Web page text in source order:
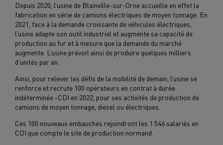
Depuis 2020, l’usine de Blainville-sur-Orne accueille en effet la
fabrication en série de camions électriques de moyen tonnage. En
2021, face à la demande croissante de véhicules électriques,
l’usine adapte son outil industriel et augmente sa capacité de
production au fur et à mesure que la demande du marché
augmente. L’usine prévoit ainsi de produire quelques milliers
d’unités par an.
Ainsi, pour relever les défis de la mobilité de demain, l’usine se
renforce et recrute 100 opérateurs en contrat à durée
indéterminée -CDI en 2022, pour ses activités de production de
camions de moyen tonnage, diesel ou électriques.
Ces 100 nouveaux embauchés rejoindront les 1 546 salariés en
CDI que compte le site de production normand.